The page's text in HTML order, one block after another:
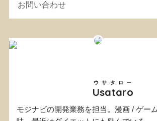
お問い合わせ
Usataro
ウサタロー
モジナビの開発業務を担当。漫画 / ゲー